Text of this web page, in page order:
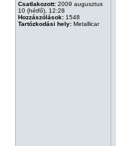
Csatlakozott: 2009 augusztus
10 (hétfő), 12:28
Hozzászólások: 1548
Tartózkodási hely: Metallicar